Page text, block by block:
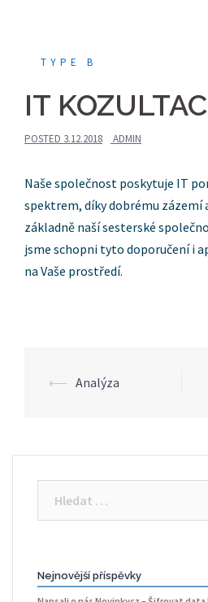
TYPE B
IT
POSTED 3.12.2018 ADMIN
Naše společnost poskytuje IT
spektrem, díky dobrému zázemí
základně naší sesterské
jsme schopni tyto doporučení i
na Vaše prostředí.
Post
⟵ Analýza
Nejnovější příspěvky